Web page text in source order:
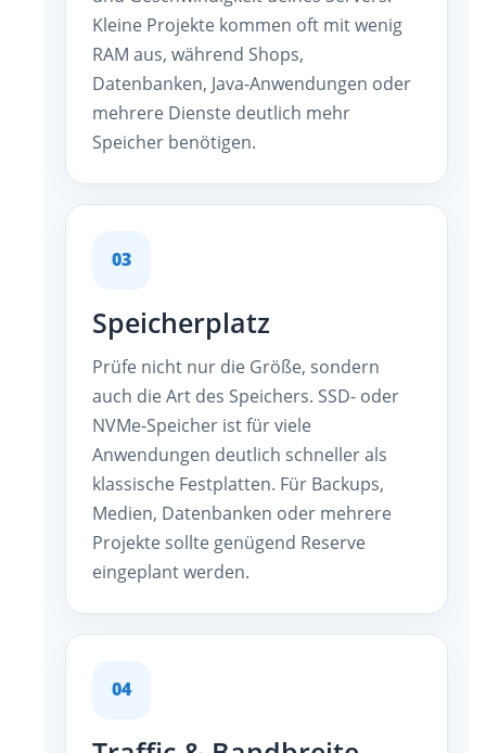
Kleine Projekte kommen oft mit wenig
RAM aus, während Shops,
Datenbanken, Java-Anwendungen oder
mehrere Dienste deutlich mehr
Speicher benötigen.
03
Speicherplatz
Prüfe nicht nur die Größe, sondern
auch die Art des Speichers. SSD- oder
NVMe-Speicher ist für viele
Anwendungen deutlich schneller als
klassische Festplatten. Für Backups,
Medien, Datenbanken oder mehrere
Projekte sollte genügend Reserve
eingeplant werden.
04